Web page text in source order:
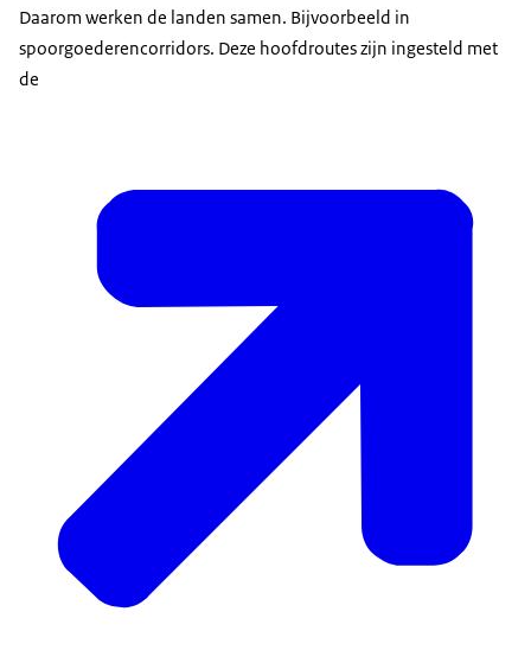
Daarom werken de landen samen. Bijvoorbeeld in
spoorgoederencorridors. Deze hoofdroutes zijn ingesteld met
de